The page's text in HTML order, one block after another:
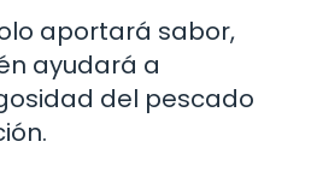
aportará sabor,
ayudará a
del pescado